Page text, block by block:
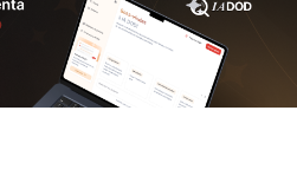
COMENTADA
COMENTADOS